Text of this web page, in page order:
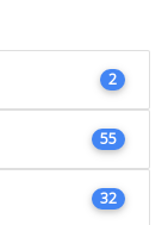
2
55
32